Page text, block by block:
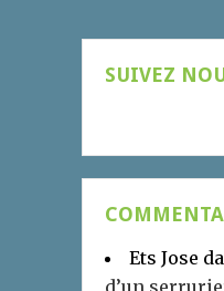
SUIVEZ
Ets Jose